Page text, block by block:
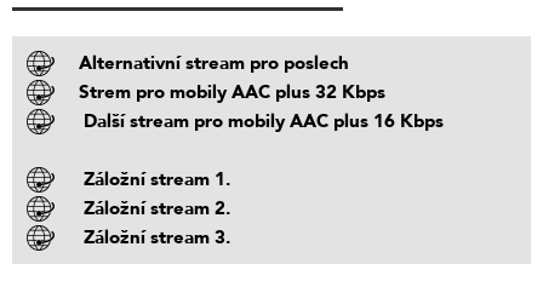
Alternativní stream pro poslech
Strem pro mobily AAC plus 32 Kbps
Další stream pro mobily AAC plus 16 Kbps
Záložní stream 1.
Záložní stream 2.
Záložní stream 3.